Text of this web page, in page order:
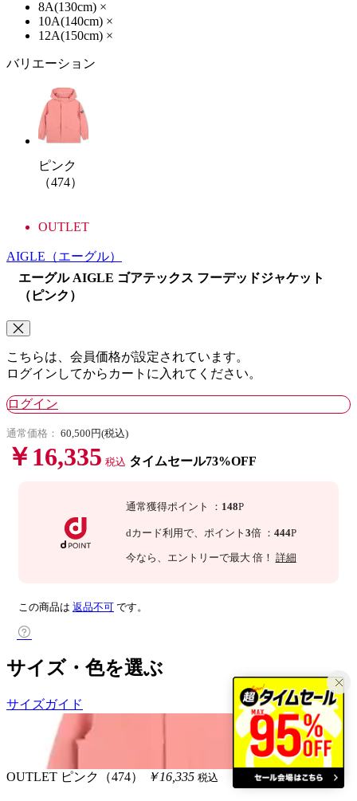
8A(130cm) ×
10A(140cm) ×
12A(150cm) ×
バリエーション
ピンク
（474）
OUTLET
AIGLE （エーグル）
エーグル AIGLE ゴアテックス フーデッドジャケット
（ピンク）
こちらは、会員価格が設定されています。
ログインしてからカートに入れてください。
ログイン
通常価格： 60,500円(税込)
￥16,335 税込 タイムセール73%OFF
通常獲得ポイント ： 148P
dカード利用で、 ポイント 3倍 ： 444P
今なら 、エントリーで最大 倍！ 詳細
この商品は 返品不可 です。
サイズ・色を選ぶ
サイズガイド
OUTLET ピンク（474） ￥16,335 税込